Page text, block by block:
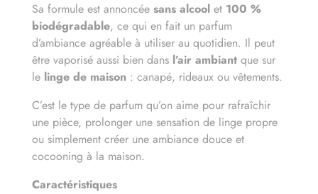
Sa formule est annoncée sans alcool et 100 %
biodégradable, ce qui en fait un parfum
d’ambiance agréable à utiliser au quotidien. Il peut
être vaporisé aussi bien dans l’air ambiant que sur
le linge de maison : canapé, rideaux ou vêtements.
C’est le type de parfum qu’on aime pour rafraîchir
une pièce, prolonger une sensation de linge propre
ou simplement créer une ambiance douce et
cocooning à la maison.
Caractéristiques